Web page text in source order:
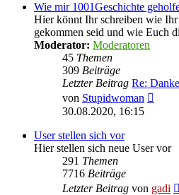
Wie mir 1001Geschichte
Hier könnt Ihr schreiben wie
gekommen seid und wie Euch
Moderator: Moderatoren
45 Themen
309 Beiträge
Letzter Beitrag Re:
von Stupidwoman
30.08.2020, 16:15
User stellen sich vor
Hier stellen sich neue User vor
291 Themen
7716 Beiträge
Letzter Beitrag von gadi